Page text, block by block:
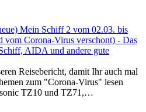
Mein Schiff 2 vom 02.03. bis
vom Corona-Virus verschont) - Das
AIDA und andere gute
Reisebericht, damit Ihr auch mal
zum "Corona-Virus" lesen
TZ10 und TZ71,…